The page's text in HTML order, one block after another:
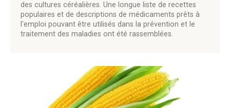
des cultures céréalières. Une longue liste de recettes
populaires et de descriptions de médicaments prêts à
l'emploi pouvant être utilisés dans la prévention et le
traitement des maladies ont été rassemblées.